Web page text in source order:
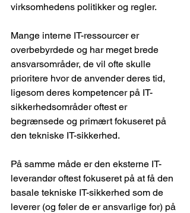
virksomhedens politikker og regler.
Mange interne IT-ressourcer er
overbebyrdede og har meget brede
ansvarsområder, de vil ofte skulle
prioritere hvor de anvender deres tid,
ligesom deres kompetencer på IT-
sikkerhedsområder oftest er
begrænsede og primært fokuseret på
den tekniske IT-sikkerhed.
På samme måde er den eksterne IT-
leverandør oftest fokuseret på at få den
basale tekniske IT-sikkerhed som de
leverer (og føler de er ansvarlige for) på